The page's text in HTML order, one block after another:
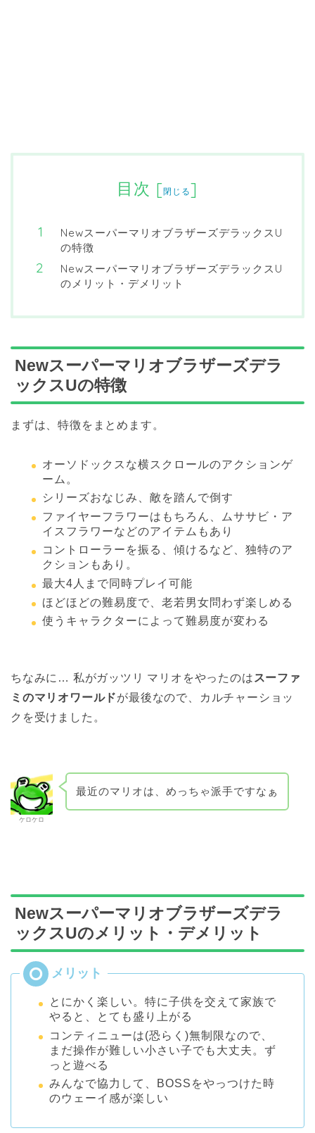
目次 [閉じる]
NewスーパーマリオブラザーズデラックスU
の特徴
NewスーパーマリオブラザーズデラックスU
のメリット・デメリット
Newスーパーマリオブラザーズデラ
ックスUの特徴
まずは、特徴をまとめます。
オーソドックスな横スクロールのアクションゲ
ーム。
シリーズおなじみ、敵を踏んで倒す
ファイヤーフラワーはもちろん、ムササビ・ア
イスフラワーなどのアイテムもあり
コントローラーを振る、傾けるなど、独特のア
クションもあり。
最大4人まで同時プレイ可能
ほどほどの難易度で、老若男女問わず楽しめる
使うキャラクターによって難易度が変わる
ちなみに… 私がガッツリ マリオをやったのは スーファ
ミのマリオワールドが最後なので、カルチャーショッ
クを受けました。
ケロケロ
最近のマリオは、めっちゃ派手ですなぁ
Newスーパーマリオブラザーズデラ
ックスUのメリット・デメリット
とにかく楽しい。特に子供を交えて家族で
やると、とても盛り上がる
コンティニューは(恐らく)無制限なので、
まだ操作が難しい小さい子でも大丈夫。ず
っと遊べる
みんなで協力して、BOSSをやっつけた時
のウェーイ感が楽しい